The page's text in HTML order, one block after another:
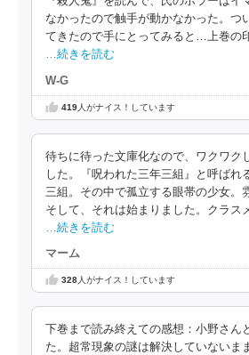
なかったので触手が動かなかった。つ
てきたので手にとってみると…上巻の
…続きを読む
W-G
419人がナイス！しています
待ちに待った文庫化なので、ワクワク
した。『呪われた三年三組』と呼ばれ
三組。その中で孤立する眼帯の少女。
そして、それは始まりました。クラス
…続きを読む
マーム
328人がナイス！しています
下巻まで読み終えての感想：小野さん
た。超常現象の謎は解決していないま